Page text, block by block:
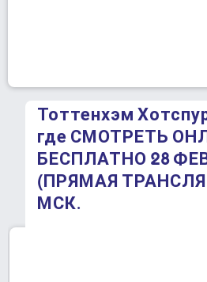
Тоттенхэм
где СМОТРЕТЬ
БЕСПЛАТНО 28
(ПРЯМАЯ
МСК.